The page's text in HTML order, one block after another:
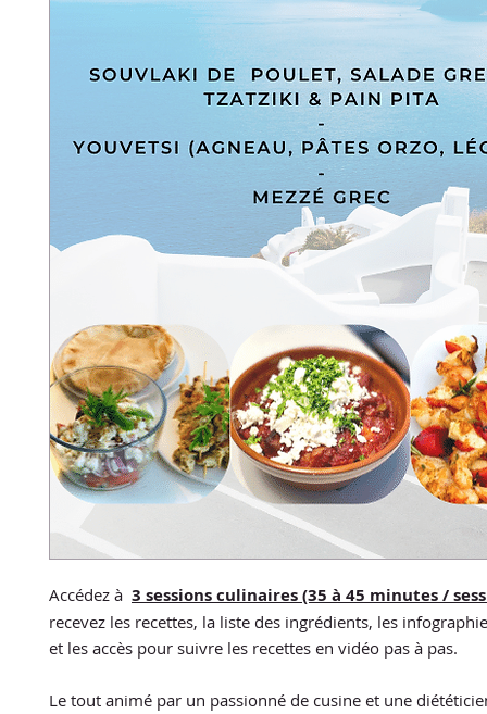
Accédez à 3 sessions culinaires (35 à 45 minutes /
recevez les recettes, la liste des ingrédients, les
et les accès pour suivre les recettes en vidéo pas à pas.
Le tout animé par un passionné de cusine et une